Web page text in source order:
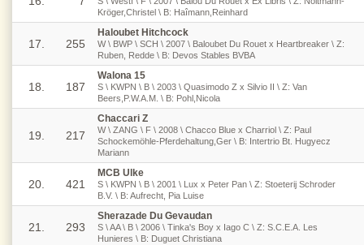
Kröger,Christel \ B: Haîmann,Reinhard
17. 255
Haloubet Hitchcock
W \ BWP \ SCH \ 2007 \ Baloubet Du Rouet x Heartbreaker \ Z:
Ruben, Redde \ B: Devos Stables BVBA
18. 187
Walona 15
S \ KWPN \ B \ 2003 \ Quasimodo Z x Silvio II \ Z: Van
Beers,P.W.A.M. \ B: Pohl,Nicola
19. 217
Chaccari Z
W \ ZANG \ F \ 2008 \ Chacco Blue x Charriol \ Z: Paul
Schockemöhle-Pferdehaltung,Ger \ B: Intertrio Bt. Hugyecz
Mariann
20. 421
MCB Ulke
S \ KWPN \ B \ 2001 \ Lux x Peter Pan \ Z: Stoeterij Schroder
B.V. \ B: Aufrecht, Pia Luise
21. 293
Sherazade Du Gevaudan
S \ AA \ B \ 2006 \ Tinka's Boy x Iago C \ Z: S.C.E.A. Les
Hunieres \ B: Duguet Christiana